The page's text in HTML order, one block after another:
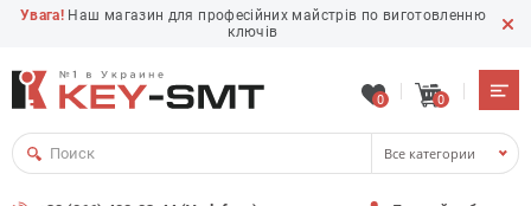
Увага! Наш магазин для професійних майстрів по виготовленню
ключів
0 0
Все категории